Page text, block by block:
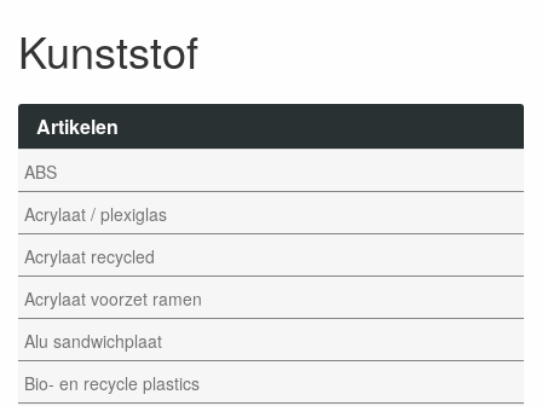
Artikelen
ABS
Acrylaat / plexiglas
Acrylaat recycled
Acrylaat voorzet ramen
Alu sandwichplaat
Bio- en recycle plastics
Kunststof